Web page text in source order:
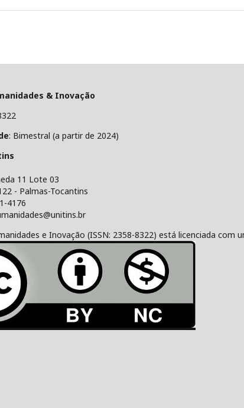
& Inovação
: Bimestral (a partir de 2024)
11 Lote 03
- Palmas-Tocantins
4176
e Inovação (ISSN: 2358-8322) está licenciada com